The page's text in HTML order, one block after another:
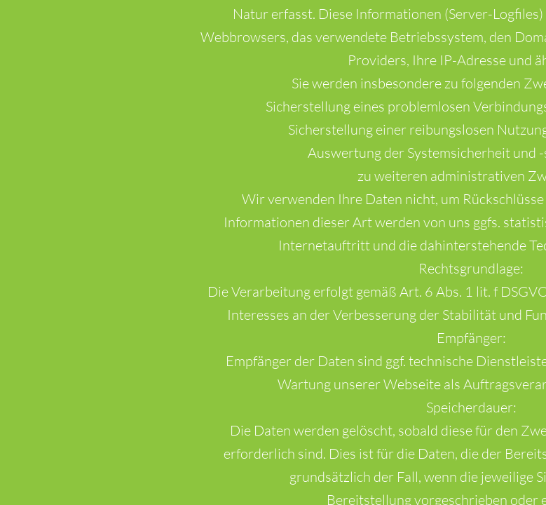
Natur erfasst. Diese Informationen (Server-
Webbrowsers, das verwendete Betriebssystem, den
Providers, Ihre IP-Adresse und
Sie werden insbesondere zu folgenden
Sicherstellung eines problemlosen
Sicherstellung einer reibungslosen
Auswertung der Systemsicherheit und
zu weiteren administrativen
Wir verwenden Ihre Daten nicht, um
Informationen dieser Art werden von uns ggfs.
Internetauftritt und die dahinterstehende
Rechtsgrundlage:
Die Verarbeitung erfolgt gemäß Art. 6 Abs. 1 lit. f
Interesses an der Verbesserung der Stabilität und
Empfänger:
Empfänger der Daten sind ggf. technische
Wartung unserer Webseite als
Speicherdauer:
Die Daten werden gelöscht, sobald diese für den
erforderlich sind. Dies ist für die Daten, die der
grundsätzlich der Fall, wenn die jeweilige
Bereitstellung vorgeschrieben oder